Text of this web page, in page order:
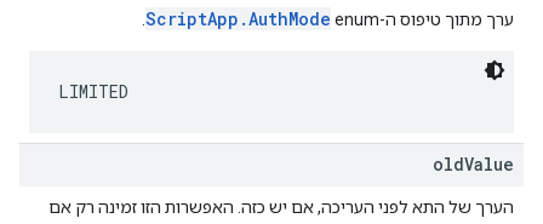
ערך מתוך טיפוס ה-enum‏ ScriptApp.AuthMode
LIMITED
oldValue
הערך של התא לפני העריכה, אם יש כזה. האפשרות הזו זמינה רק אם